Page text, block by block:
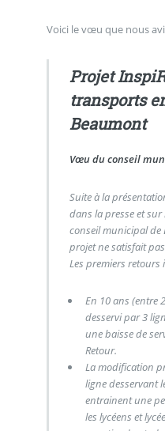
Voici le vœu que nous
Projet
transports
Beaumont
Vœu du conseil
Suite à la
dans la presse et
conseil municipal de
projet ne satisfait
Les premiers
En 10 ans (entre
desservi par 3
une baisse de
Retour.
La modification
ligne desservant
entrainent une
les lycéens et